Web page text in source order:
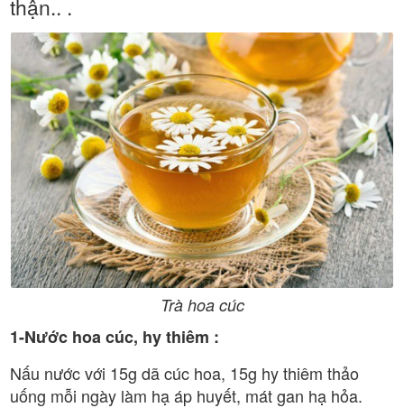
thận.. .
Trà hoa cúc
1-Nước hoa cúc, hy thiêm :
Nấu nước với 15g dã cúc hoa, 15g hy thiêm thảo
uống mỗi ngày làm hạ áp huyết, mát gan hạ hỏa.